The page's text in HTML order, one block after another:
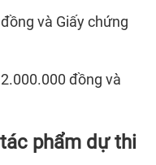
và Giấy chứng
đồng và
phẩm dự thi